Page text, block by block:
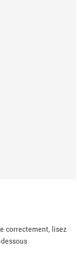
correctement, lisez